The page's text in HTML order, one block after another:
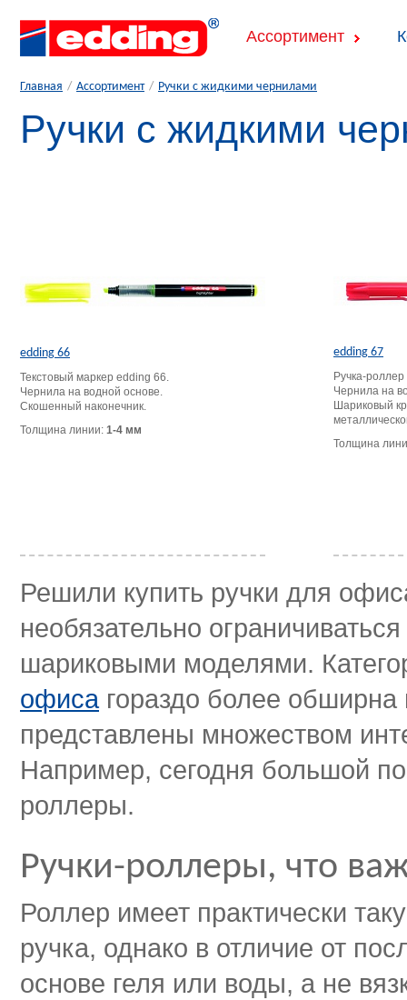
Ассортимент
Главная / Ассортимент / Ручки с жидкими чернилами
Ручки с жидкими
edding 66
Текстовый маркер edding 66.
Чернила на водной основе.
Скошенный наконечник.
Толщина линии: 1-4 мм
edding 67
Ручка-
Чернила на
Шариковый
Толщина
Решили купить ручки для
необязательно
шариковыми моделями.
офисагораздо более обширна
представлены множеством
Например, сегодня большой
роллеры.
Ручки-роллеры, что
Роллер имеет практически
ручка, однако в отличие от
основе геля или воды, а не